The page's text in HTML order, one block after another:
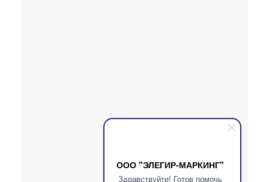
ООО "ЭЛЕГИР-МАРКИНГ"
Здравствуйте! Готов помочь